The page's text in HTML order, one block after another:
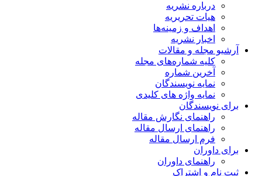
درباره نشریه
هیات تحریریه
اهداف و زمینه‌ها
اخبار نشریه
آرشیو مجله و مقالات
کلیه شماره‌های مجله
آخرین شماره
نمایه نویسندگان
نمایه واژه های کلیدی
برای نویسندگان
راهنمای نگارش مقاله
راهنمای ارسال مقاله
فرم ارسال مقاله
برای داوران
راهنمای داوران
ثبت نام و اشتراک